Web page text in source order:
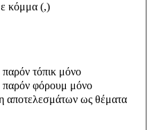
κόμμα (,)
τόπικ μόνο
παρόν φόρουμ μόνο
αποτελεσμάτων ως θέματα